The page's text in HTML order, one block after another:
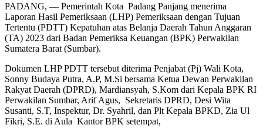
PADANG, — Pemerintah Kota Padang Panjang menerima
Laporan Hasil Pemeriksaan (LHP) Pemeriksaan dengan Tujuan
Tertentu (PDTT) Kepatuhan atas Belanja Daerah Tahun Anggaran
(TA) 2023 dari Badan Pemeriksa Keuangan (BPK) Perwakilan
Sumatera Barat (Sumbar).
Dokumen LHP PDTT tersebut diterima Penjabat (Pj) Wali Kota,
Sonny Budaya Putra, A.P, M.Si bersama Ketua Dewan Perwakilan
Rakyat Daerah (DPRD), Mardiansyah, S.Kom dari Kepala BPK RI
Perwakilan Sumbar, Arif Agus, Sekretaris DPRD, Desi Wita
Susanti, S.T, Inspektur, Dr. Syahril, dan Plt Kepala BPKD, Zia Ul
Fikri, S.E. di Aula Kantor BPK setempat,